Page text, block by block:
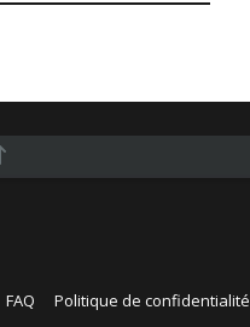
FAQ Politique de confidentialité